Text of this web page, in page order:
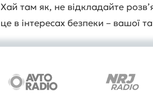
Хай там як, не відкладайте
це в інтересах безпеки – вашої